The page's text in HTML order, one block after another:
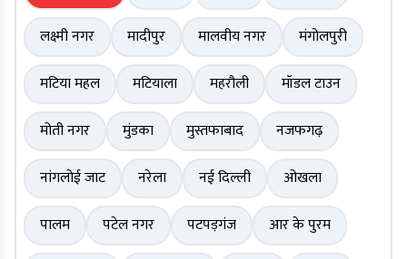
लक्ष्मी नगर
मादीपुर मालवीय नगर
मंगोलपुरी
मटिया महल
मटियाला महरौली
मॉडल टाउन
मोती नगर
मुंडका मुस्तफाबाद
नजफगढ़
नांगलोई जाट
नरेला नई दिल्ली
ओखला
पालम
पटेल नगर पटपड़गंज
आर के पुरम